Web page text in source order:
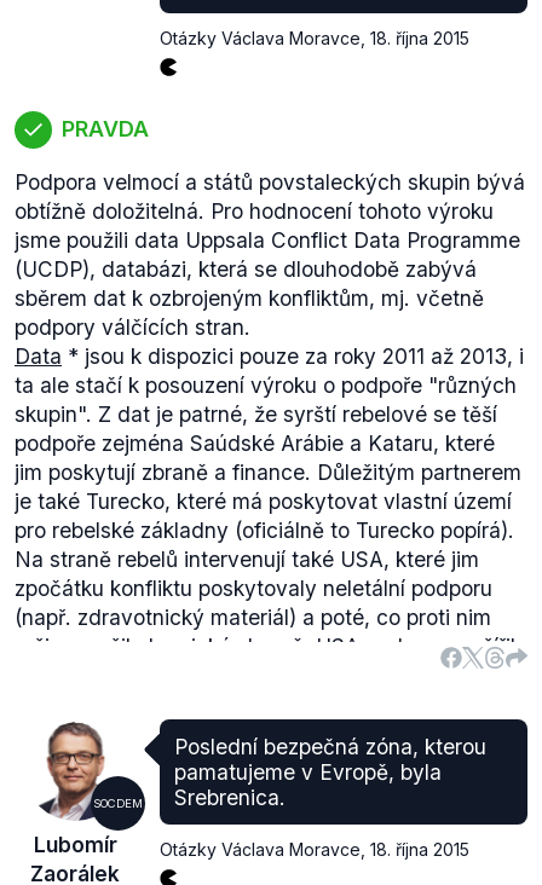
Otázky Václava Moravce 18. října 2015
PRAVDA
Podpora velmocí a států povstaleckých skupin bývá
obtížně doložitelná. Pro hodnocení tohoto výroku
jsme použili data Uppsala Conflict Data Programme
(UCDP), databázi, která se dlouhodobě zabývá
sběrem dat k ozbrojeným konfliktům, mj. včetně
podpory válčících stran.
Data * jsou k dispozici pouze za roky 2011 až 2013, i
ta ale stačí k posouzení výroku o podpoře "různých
skupin". Z dat je patrné, že syrští rebelové se těší
podpoře zejména Saúdské Arábie a Kataru, které
jim poskytují zbraně a finance. Důležitým partnerem
je také Turecko, které má poskytovat vlastní území
pro rebelské základny (oficiálně to Turecko popírá).
Na straně rebelů intervenují také USA, které jim
zpočátku konfliktu poskytovaly neletální podporu
(např. zdravotnický materiál) a poté, co proti nim
režim použil chemické zbraně, USA podporu rozšířily
podporován zejména Ruskem a Íránem. Tyto státy
shodně podpořily Asadův režim dodávkami zbraní a
munice, v případě Íránu byly navíc zaznamenány
indicie, že na straně vlády přímo bojovaly íránské
Revoluční gardy. Pro úplnost, syrskou vládu
podpořila také Venezuela dodávkami paliva a
SOCDEM
Lubomír
Zaorálek
Poslední bezpečná zóna, kterou
pamatujeme v Evropě, byla
Srebrenica.
Otázky Václava Moravce 18. října 2015